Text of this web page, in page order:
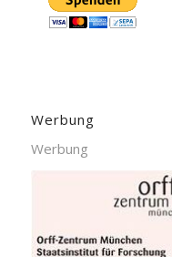
Werbung
Werbung